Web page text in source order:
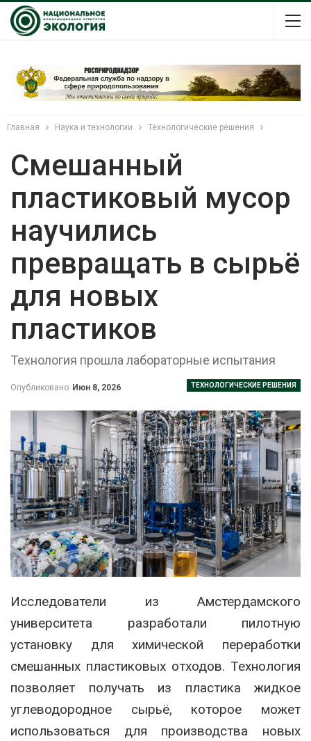
Главная Наука и технологии Технологические решения
Смешанный
пластиковый мусор
научились
превращать в сырьё
для новых
пластиков
Технология прошла лабораторные испытания
ТЕХНОЛОГИЧЕСКИЕ РЕШЕНИЯ
Опубликовано Июн 8, 2026
Исследователи из Амстердамского
университета разработали пилотную
установку для химической переработки
смешанных пластиковых отходов. Технология
позволяет получать из пластика жидкое
углеводородное сырьё, которое может
использоваться для производства новых